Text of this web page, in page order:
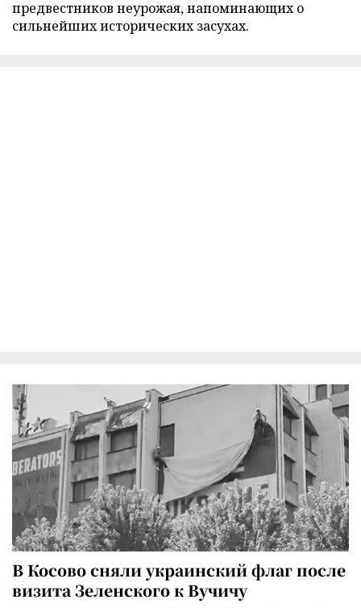
предвестников неурожая, напоминающих о
сильнейших исторических засухах.
В Косово сняли украинский флаг после
визита Зеленского к Вучичу